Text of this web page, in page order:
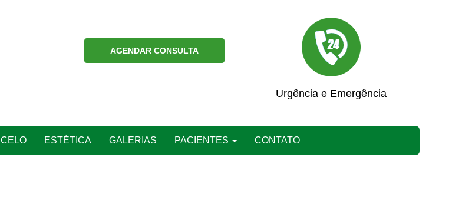
AGENDAR CONSULTA
Urgência e Emergência
ESTÉTICA GALERIAS PACIENTES CONTATO